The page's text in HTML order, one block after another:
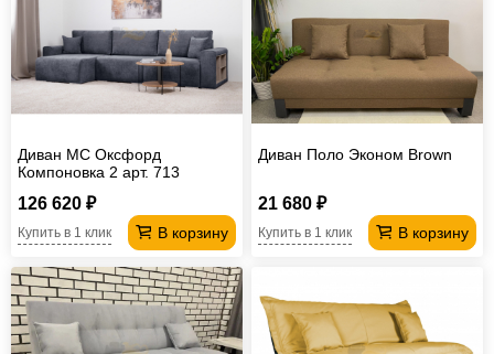
Диван МС Оксфорд
Компоновка 2 арт. 713
126 620 ₽
В корзину
Купить в 1 клик
Диван Поло Эконом Brown
21 680 ₽
В корзину
Купить в 1 клик